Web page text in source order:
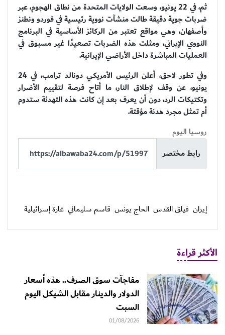
ثم، في 22 يونيو، وسعت الولايات المتحدة من نطاق الهجوم، عبر
ضربات جوية دقيقة طالت منشآت نووية رئيسية في فوردو ونطنز
وأصفهان، وهي مواقع تعتبر من الركائز الأساسية في البرنامج
النووي الإيراني، ومثلت هذه الضربات تصعيدًا غير مسبوق في
العمليات المباشرة داخل الأراضي الإيرانية.
وفي تطور لاحق، أعلن الرئيس الأمريكي دونالد ترامب، في 24
يونيو، عن وقف لإطلاق النار، ما أتاح فرصة لتقييم الأضرار
وتكتيكات الرد، دون أن يعرف بعد إن كانت هذه التهدئة ستدوم
أم تمثل مجرد هدنة مؤقتة.
روسيا اليوم
رابط مختصر
إيران فيلق القدس الحاج يونس قاسم سليماني غارة إسرائيلية
الأكثر قراءة
مفاجآت سوق الصرف.. هذه أسعار
الدولار والدينار مقابل الشيكل اليوم
السبت
01/08/2026